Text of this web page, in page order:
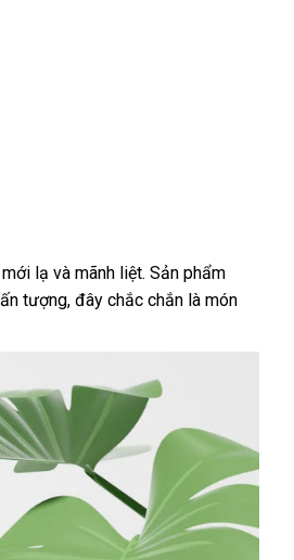
lạ và mãnh liệt. Sản phẩm
tượng, đây chắc chắn là món